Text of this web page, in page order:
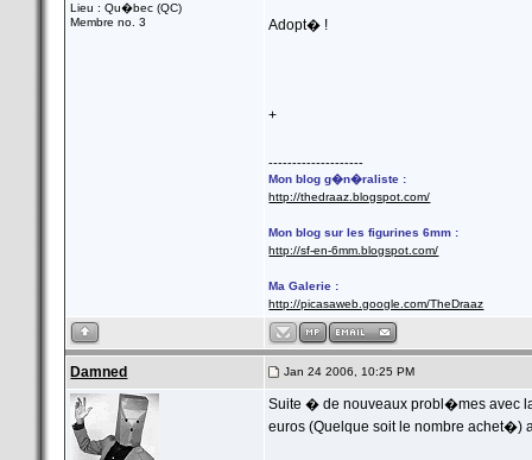
Lieu : Qu�bec (QC)
Membre no. 3
Adopt� !
+
--------------------
Mon blog g�n�raliste :
http://thedraaz.blogspot.com/
Mon blog sur les figurines 6mm :
http://sf-en-6mm.blogspot.com/
Ma Galerie :
http://picasaweb.google.com/TheDraaz
Damned Jan 24 2006, 10:25 PM
Suite � de nouveaux probl�mes avec
euros (Quelque soit le nombre